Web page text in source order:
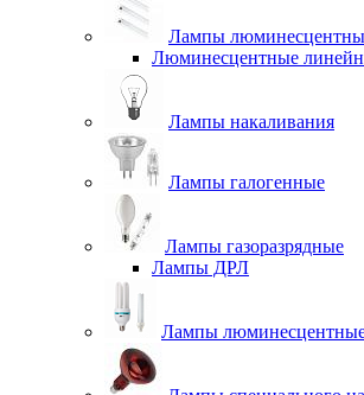
Лампы
Люминесцентные
Лампы накаливания
Лампы галогенные
Лампы газоразрядные
Лампы ДРЛ
Лампы